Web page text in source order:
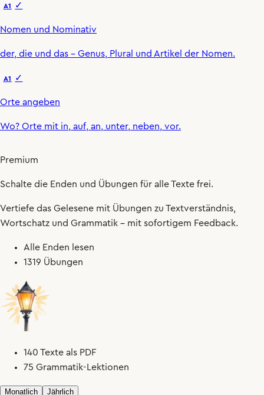
A1 ✓
Nomen und Nominativ
der, die und das – Genus, Plural und Artikel der Nomen.
A1 ✓
Orte angeben
Wo? Orte mit in, auf, an, unter, neben, vor.
Premium
Schalte die Enden und Übungen für alle Texte frei.
Vertiefe das Gelesene mit Übungen zu Textverständnis,
Wortschatz und Grammatik – mit sofortigem Feedback.
Alle Enden lesen
1319 Übungen
140 Texte als PDF
75 Grammatik-Lektionen
Monatlich
Jährlich